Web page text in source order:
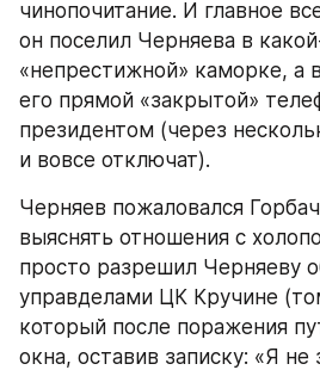
чинопочитание. И главное
он поселил Черняева в
«непрестижной» каморке, а
его прямой «закрытой»
президентом (через
и вовсе отключат).
Черняев пожаловался
выяснять отношения с
просто разрешил Черняеву
управделами ЦК Кручине
который после поражения
окна, оставив записку: «Я